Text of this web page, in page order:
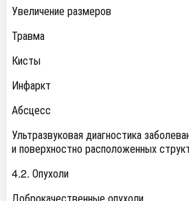
Увеличение размеров
Травма
Кисты
Инфаркт
Абсцесс
Ультразвуковая диагностика
и поверхностно расположенных
4.2. Опухоли
Доброкачественные опухоли